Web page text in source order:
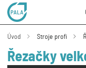
Úvod Stroje profi
Řezačky